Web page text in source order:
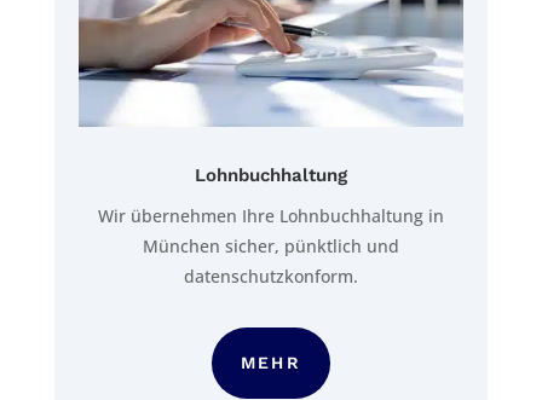
Lohnbuchhaltung
Wir übernehmen Ihre Lohnbuchhaltung in
München sicher, pünktlich und
datenschutzkonform.
MEHR